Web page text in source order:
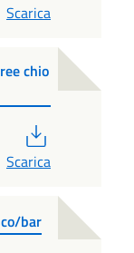
Scarica
chio
Scarica
bar